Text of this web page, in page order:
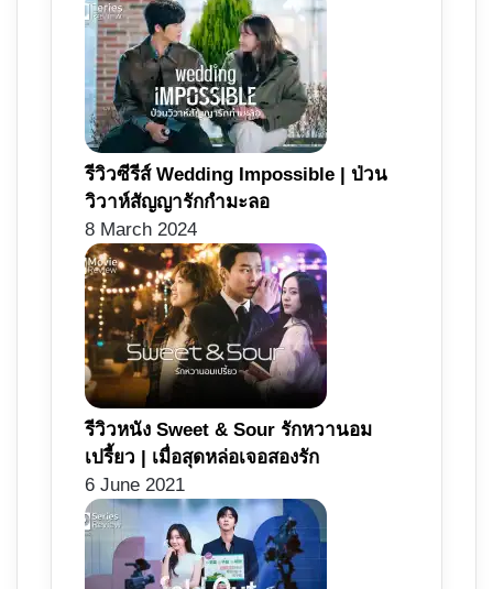
รีวิวซีรีส์ Wedding Impossible | ป่วน
วิวาห์สัญญารักกำมะลอ
8 March 2024
รีวิวหนัง Sweet & Sour รักหวานอม
เปรี้ยว | เมื่อสุดหล่อเจอสองรัก
6 June 2021